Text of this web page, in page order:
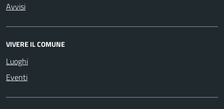
Avvisi
VIVERE IL COMUNE
Luoghi
Eventi